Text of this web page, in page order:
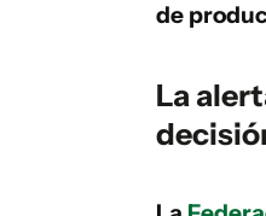
de
La